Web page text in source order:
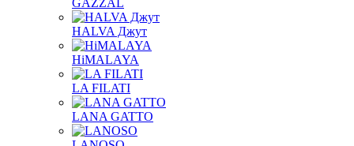
GAZZAL
HALVA Джут
HiMALAYA
LA FILATI
LANA GATTO